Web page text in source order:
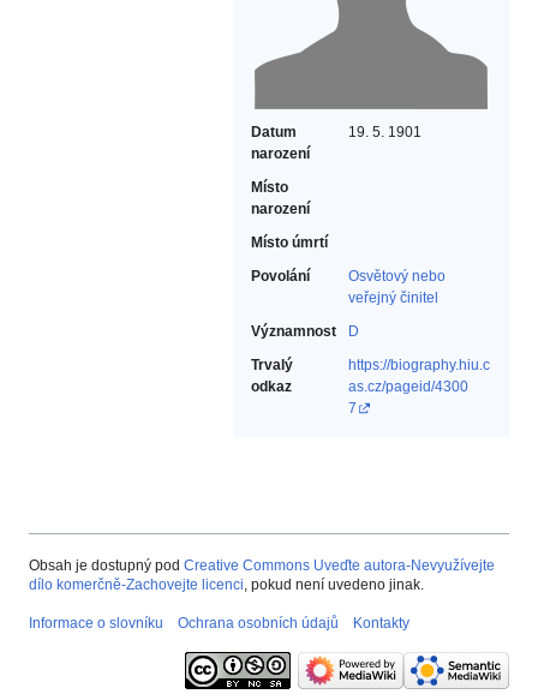
Datum
narození
19. 5. 1901
Místo
narození
Místo úmrtí
Povolání
Osvětový nebo
veřejný činitel‎
Významnost
D
Trvalý
odkaz
https://biography.hiu.c
as.cz/pageid/4300
7
Obsah je dostupný pod Creative Commons Uveďte autora-Nevyužívejte
dílo komerčně-Zachovejte licenci, pokud není uvedeno jinak.
Informace o slovníku Ochrana osobních údajů Kontakty